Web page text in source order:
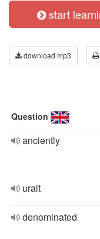
start
download mp3
Question
anciently
uralt
denominated